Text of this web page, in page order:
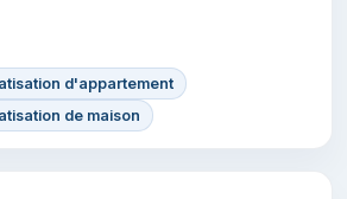
d'appartement
de maison